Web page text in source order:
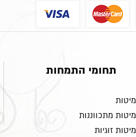
תחומי התמחות
מיטות
מיטות מתכווננות
מיטות זוגיות